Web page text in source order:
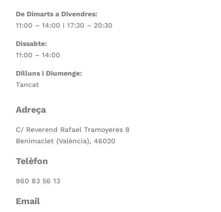
De Dimarts a Divendres:
11:00 – 14:00 i 17:30 – 20:30
Dissabte:
11:00 – 14:00
Dilluns i Diumenge:
Tancat
Adreça
C/ Reverend Rafael Tramoyeres 8
Benimaclet (València), 46020
Telèfon
960 83 56 13
Email